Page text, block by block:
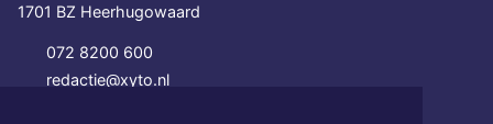
1701 BZ Heerhugowaard
072 8200 600
redactie@xyto.nl